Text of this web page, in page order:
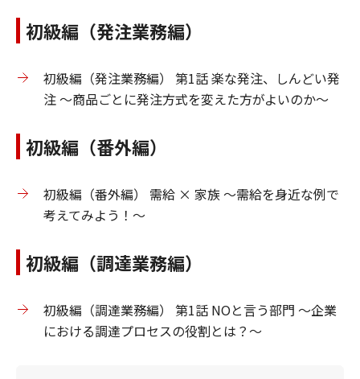
初級編（発注業務編）
初級編（発注業務編） 第1話 楽な発注、しんどい発
注 ～商品ごとに発注方式を変えた方がよいのか～
初級編（番外編）
初級編（番外編） 需給 × 家族 ～需給を身近な例で
考えてみよう！～
初級編（調達業務編）
初級編（調達業務編） 第1話 NOと言う部門 ～企業
における調達プロセスの役割とは？～